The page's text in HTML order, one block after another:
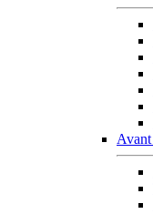
Avant